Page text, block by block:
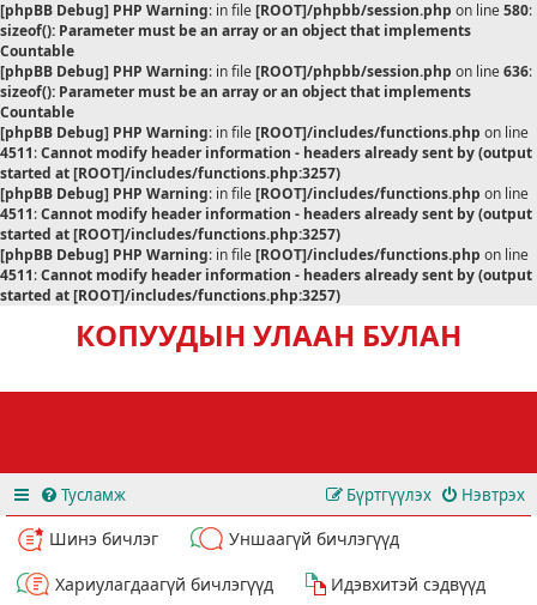
[phpBB Debug] PHP Warning: in file[ROOT]/phpbb/session.php on line580:
sizeof(): Parameter must be an array or an object that implements
Countable
[phpBB Debug] PHP Warning: in file[ROOT]/phpbb/session.php on line636:
sizeof(): Parameter must be an array or an object that implements
Countable
[phpBB Debug] PHP Warning: in file[ROOT]/includes/functions.php on line
4511:Cannot modify header information - headers already sent by (output
started at [ROOT]/includes/functions.php:3257)
[phpBB Debug] PHP Warning: in file[ROOT]/includes/functions.php on line
4511:Cannot modify header information - headers already sent by (output
started at [ROOT]/includes/functions.php:3257)
[phpBB Debug] PHP Warning: in file[ROOT]/includes/functions.php on line
4511:Cannot modify header information - headers already sent by (output
started at [ROOT]/includes/functions.php:3257)
КОПУУДЫН УЛААН БУЛАН
Тусламж Нэвтрэх
Бүртгүүлэх
Шинэ бичлэг
Уншаагүй бичлэгүүд
Хариулагдаагүй бичлэгүүд
Идэвхитэй сэдвүүд